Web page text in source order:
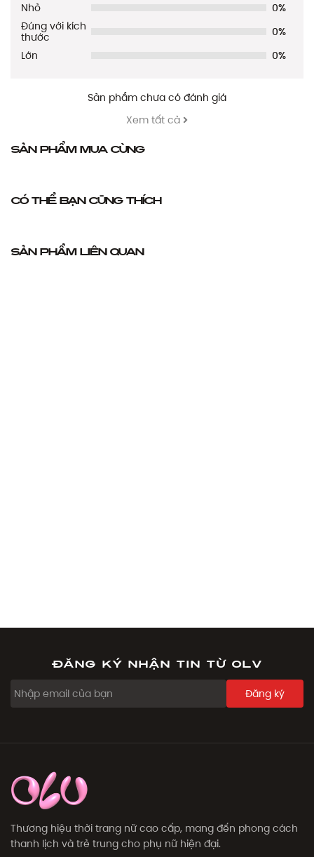
Nhỏ
0%
Đúng với kích
thước
0%
Lớn
0%
Sản phẩm chưa có đánh giá
Xem tất cả
Sản phẩm mua cùng
Có thể bạn cũng thích
Sản phẩm liên quan
Đăng ký nhận tin từ OLV
Đăng ký
Thương hiệu thời trang nữ cao cấp, mang đến phong cách
thanh lịch và trẻ trung cho phụ nữ hiện đại.